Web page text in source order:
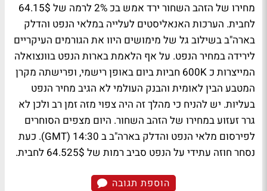
מחירו של הזהב השחור ירד אמש בכ 2% לרמה של 64.15$
לחבית. הערכות האנאליסטים לעלייה במלאי הנפט והדלק
בארה"ב בשילוב גל של מימושים היוו את הגורמים העיקריים
לירידה במחיר הנפט. על אף הלאמת בארות הנפט בוונצואלה
המייצרות כ 600K חביות ביום באופן רישמי, ופרישתה מקרן
המטבע הבין לאומית והבנק העולמי לא הגיב מחיר הנפט
בעליות. יש להניח כי מהלך זה היה צפוי מזה זמן רב ולכן לא
גרר זעזוע במחירו של הזהב השחור. היום מצפים הסוחרים
לפירסום מלאי הנפט והדלק בארה"ב ב 14:30 (GMT). כעת
נסחר חוזה עתידי על הנפט סביב רמות של 64.525$ לחבית.
הוספת תגובה